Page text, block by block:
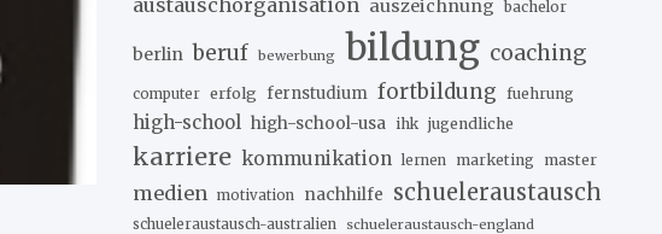
austauschorganisation auszeichnung bachelor
berlin beruf bewerbung bildung coaching
computer erfolg fernstudium fortbildung fuehrung
high-school high-school-usa ihk jugendliche
karriere kommunikation lernen marketing master
medien motivation nachhilfe schueleraustausch
schueleraustausch-australien schueleraustausch-england